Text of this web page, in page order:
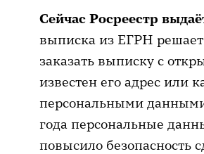
Сейчас Росреестр
выписка из ЕГРН
заказать выписку с
известен его адрес или
персональными
года персональные
повысило безопасность